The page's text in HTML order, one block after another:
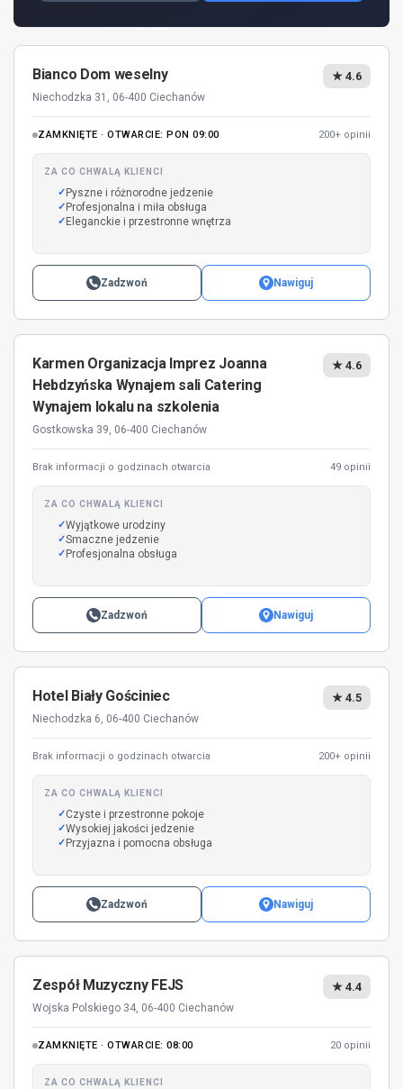
Bianco Dom weselny
Niechodzka 31, 06-400 Ciechanów
★ 4.6
ZAMKNIĘTE · OTWARCIE: PON 09:00 200+ opinii
ZA CO CHWALĄ KLIENCI
Pyszne i różnorodne jedzenie
Profesjonalna i miła obsługa
Eleganckie i przestronne wnętrza
Zadzwoń Nawiguj
Karmen Organizacja Imprez Joanna
Hebdzyńska Wynajem sali Catering
Wynajem lokalu na szkolenia
Gostkowska 39, 06-400 Ciechanów
★ 4.6
Brak informacji o godzinach otwarcia 49 opinii
ZA CO CHWALĄ KLIENCI
Wyjątkowe urodziny
Smaczne jedzenie
Profesjonalna obsługa
Zadzwoń Nawiguj
Hotel Biały Gościniec
Niechodzka 6, 06-400 Ciechanów
★ 4.5
Brak informacji o godzinach otwarcia 200+ opinii
ZA CO CHWALĄ KLIENCI
Czyste i przestronne pokoje
Wysokiej jakości jedzenie
Przyjazna i pomocna obsługa
Zadzwoń Nawiguj
Zespół Muzyczny FEJS
Wojska Polskiego 34, 06-400 Ciechanów
★ 4.4
ZAMKNIĘTE · OTWARCIE: 08:00 20 opinii
ZA CO CHWALĄ KLIENCI